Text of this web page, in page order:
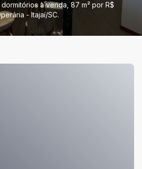
à venda, 87 m² por R$
- Itajaí/SC.